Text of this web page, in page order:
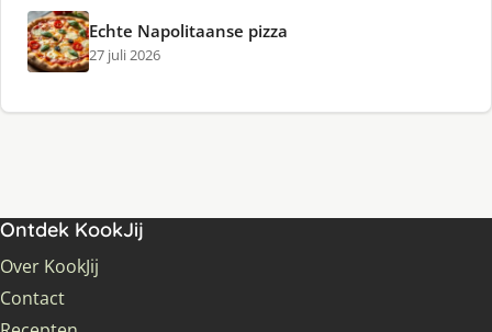
Echte Napolitaanse pizza
27 juli 2026
Ontdek KookJij
Over KookJij
Contact